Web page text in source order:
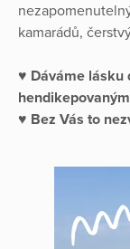
kamarádů,
♥ Dáváme lásku
♥ Bez Vás to